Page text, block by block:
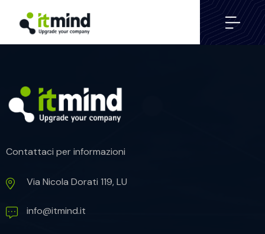
Contattaci per informazioni
Via Nicola Dorati 119, LU
info@itmind.it